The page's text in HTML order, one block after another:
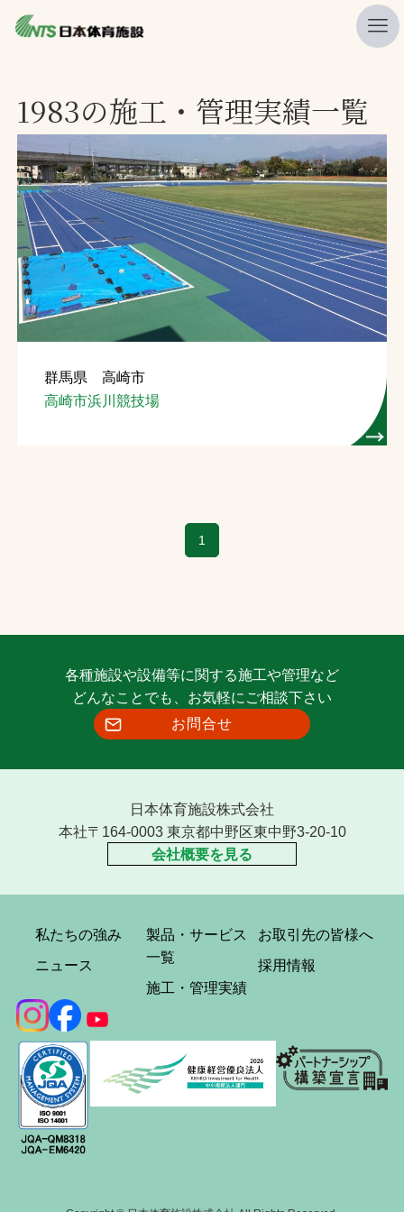
ニュース
プレスリリース
レポート
製品・サービス一覧
施工・管理実績一覧
会社概要
採用情報
文字の見えづらさや操作にお困りの方へ
1983の施工・管理実績一覧
群馬県 高崎市
高崎市浜川競技場
1
各種施設や設備等に関する施工や管理など
どんなことでも、お気軽にご相談下さい
お問合せ
日本体育施設株式会社
本社〒164-0003 東京都中野区東中野3-20-10
会社概要を見る
私たちの強み
ニュース
製品・サービス
一覧
施工・管理実績
お取引先の皆様へ
採用情報